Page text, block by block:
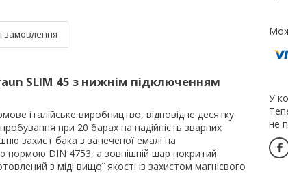
замовлення
SLIM 45 з нижнім підключенням
італійське виробництво, відповідне десятку
при 20 барах на надійність зварних
захист бака з запеченої емалі на
DIN 4753, а зовнішній шар покритий
з міді вищої якості із захистом магнієвого
У
не